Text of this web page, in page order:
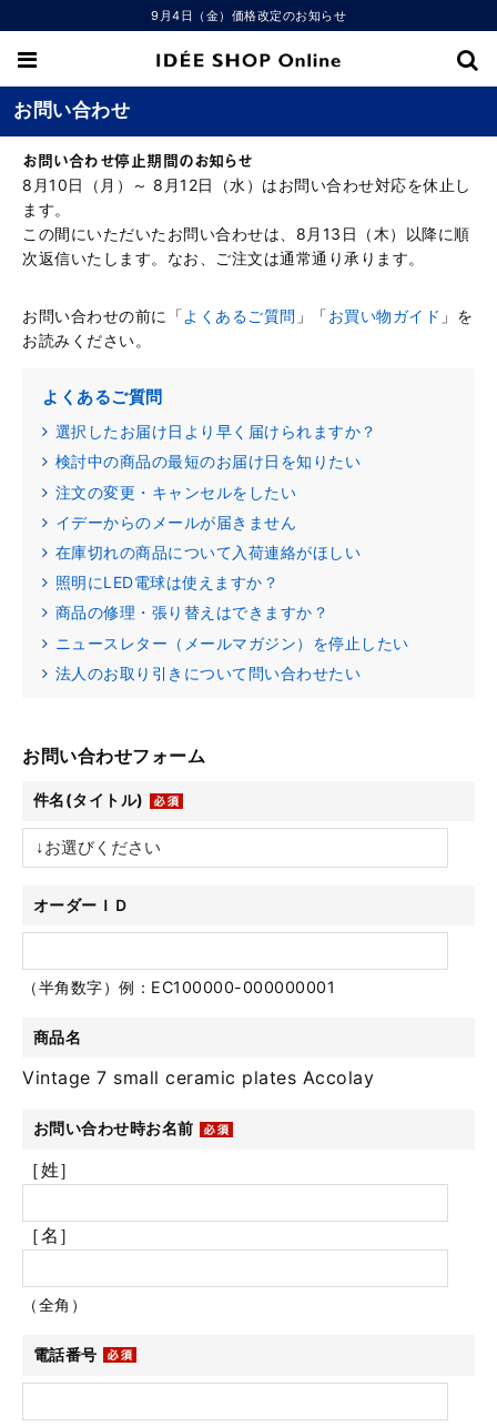
9月4日（金）価格改定のお知らせ
お問い合わせ
お問い合わせ停止期間のお知らせ
8月10日（月）～ 8月12日（水）はお問い合わせ対応を休止し
ます。
この間にいただいたお問い合わせは、8月13日（木）以降に順
次返信いたします。なお、ご注文は通常通り承ります。
お問い合わせの前に「よくあるご質問 」「お買い物ガイド 」を
お読みください。
よくあるご質問
選択したお届け日より早く届けられますか？
検討中の商品の最短のお届け日を知りたい
注文の変更・キャンセルをしたい
イデーからのメールが届きません
在庫切れの商品について入荷連絡がほしい
照明にLED電球は使えますか？
商品の修理・張り替えはできますか？
ニュースレター（メールマガジン）を停止したい
法人のお取り引きについて問い合わせたい
お問い合わせフォーム
件名(タイトル)
オーダーＩＤ
（半角数字）例：EC100000-000000001
商品名
Vintage 7 small ceramic plates Accolay
お問い合わせ時お名前
［姓］
［名］
（全角）
電話番号